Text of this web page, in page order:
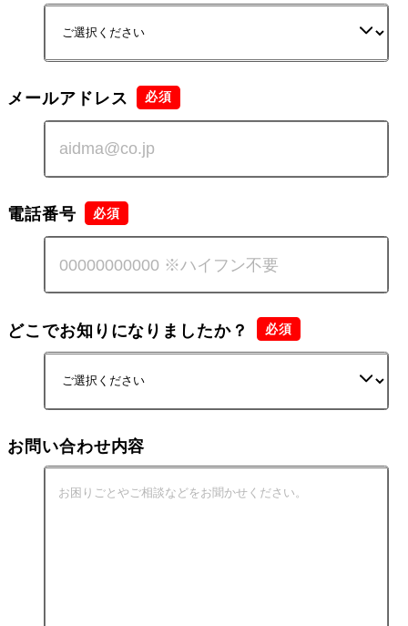
メールアドレス
電話番号
どこでお知りになりましたか？
お問い合わせ内容